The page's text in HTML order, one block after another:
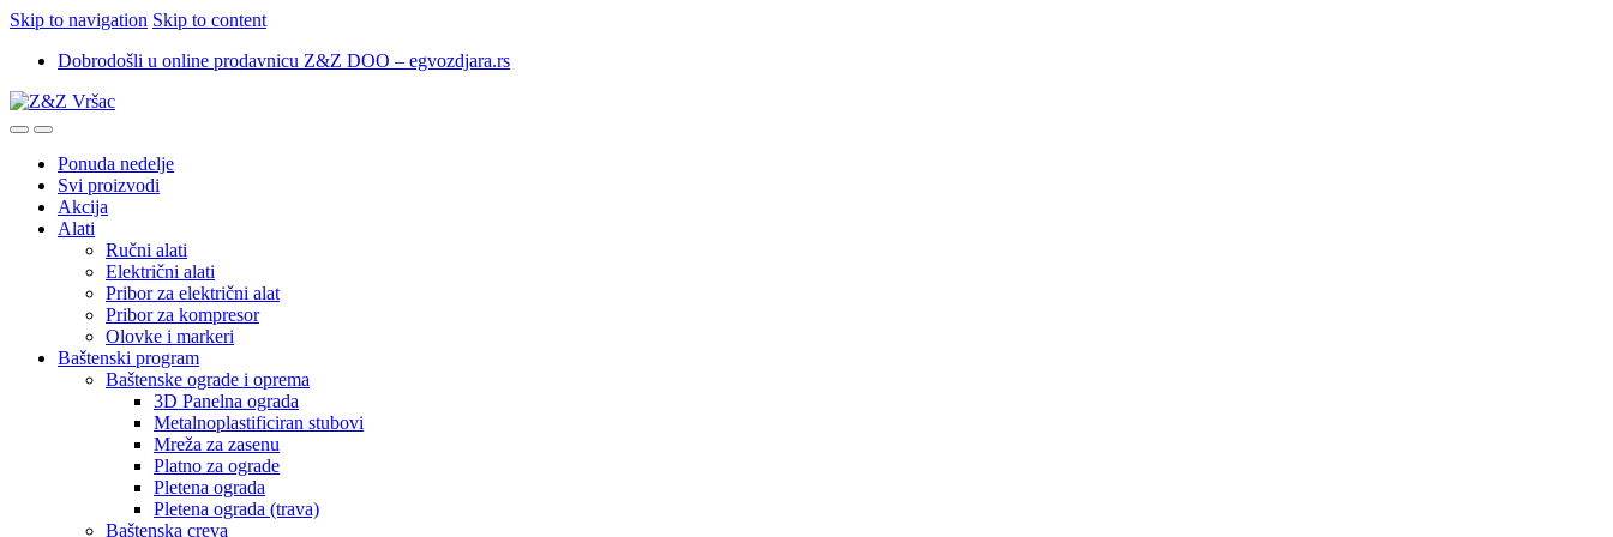
Skip to navigation Skip to content
Dobrodošli u online prodavnicu Z&Z DOO – egvozdjara.rs
Ponuda nedelje
Svi proizvodi
Akcija
Alati
Ručni alati
Električni alati
Pribor za električni alat
Pribor za kompresor
Olovke i markeri
Baštenski program
Baštenske ograde i oprema
3D Panelna ograda
Metalnoplastificiran stubovi
Mreža za zasenu
Platno za ograde
Pletena ograda
Pletena ograda (trava)
Baštenska creva